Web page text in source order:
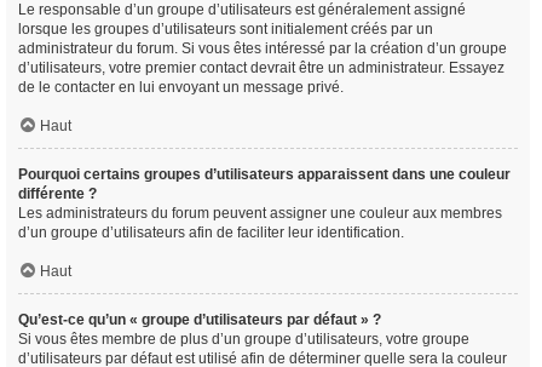
Le responsable d’un groupe d’utilisateurs est généralement assigné
lorsque les groupes d’utilisateurs sont initialement créés par un
administrateur du forum. Si vous êtes intéressé par la création d’un groupe
d’utilisateurs, votre premier contact devrait être un administrateur. Essayez
de le contacter en lui envoyant un message privé.
Haut
Pourquoi certains groupes d’utilisateurs apparaissent dans une couleur
différente ?
Les administrateurs du forum peuvent assigner une couleur aux membres
d’un groupe d’utilisateurs afin de faciliter leur identification.
Haut
Qu’est-ce qu’un « groupe d’utilisateurs par défaut » ?
Si vous êtes membre de plus d’un groupe d’utilisateurs, votre groupe
d’utilisateurs par défaut est utilisé afin de déterminer quelle sera la couleur